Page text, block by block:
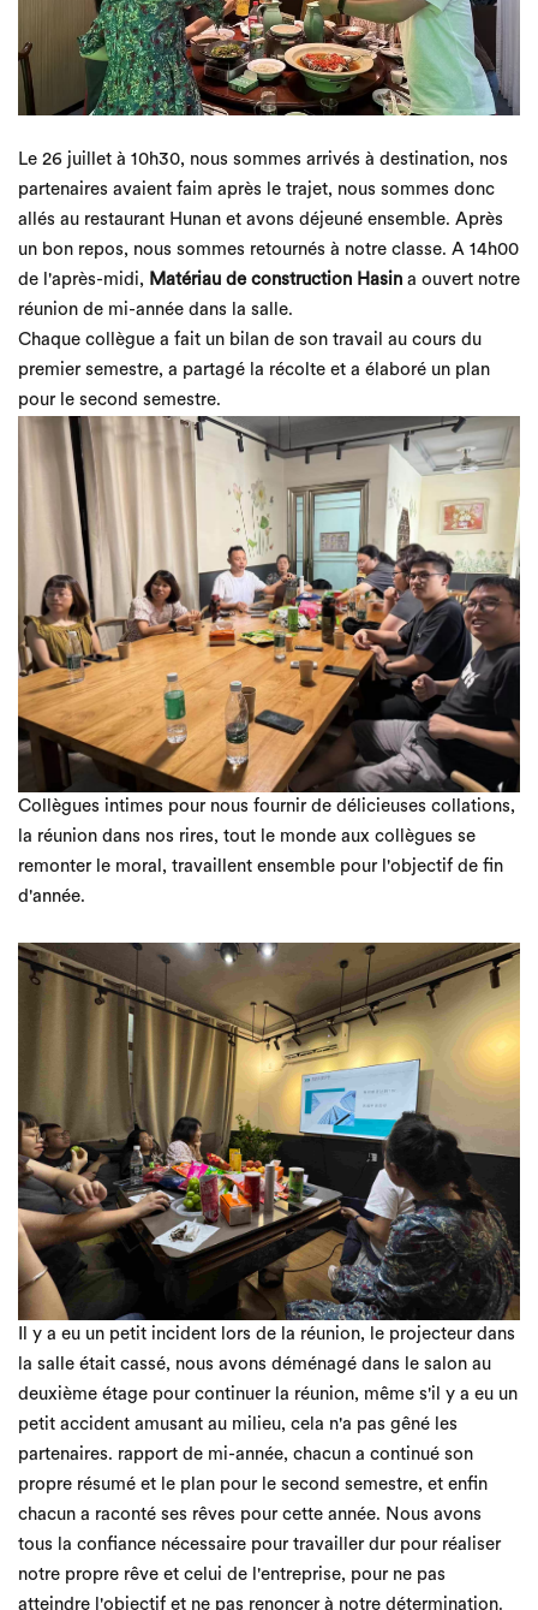
Le 26 juillet à 10h30, nous sommes arrivés à destination, nos
partenaires avaient faim après le trajet, nous sommes donc
allés au restaurant Hunan et avons déjeuné ensemble. Après
un bon repos, nous sommes retournés à notre classe. A 14h00
de l'après-midi, Matériau de construction Hasin a ouvert notre
réunion de mi-année dans la salle.
Chaque collègue a fait un bilan de son travail au cours du
premier semestre, a partagé la récolte et a élaboré un plan
pour le second semestre.
Collègues intimes pour nous fournir de délicieuses collations,
la réunion dans nos rires, tout le monde aux collègues se
remonter le moral, travaillent ensemble pour l'objectif de fin
d'année.
Il y a eu un petit incident lors de la réunion, le projecteur dans
la salle était cassé, nous avons déménagé dans le salon au
deuxième étage pour continuer la réunion, même s'il y a eu un
petit accident amusant au milieu, cela n'a pas gêné les
partenaires. rapport de mi-année, chacun a continué son
propre résumé et le plan pour le second semestre, et enfin
chacun a raconté ses rêves pour cette année. Nous avons
tous la confiance nécessaire pour travailler dur pour réaliser
notre propre rêve et celui de l'entreprise, pour ne pas
atteindre l'objectif et ne pas renoncer à notre détermination.